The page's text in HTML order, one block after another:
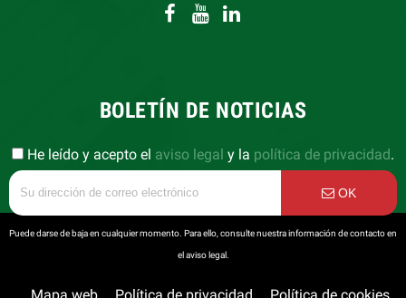
BOLETÍN DE NOTICIAS
He leído y acepto el aviso legal y la política de privacidad.
OK
Puede darse de baja en cualquier momento. Para ello, consulte nuestra información de contacto en
el aviso legal.